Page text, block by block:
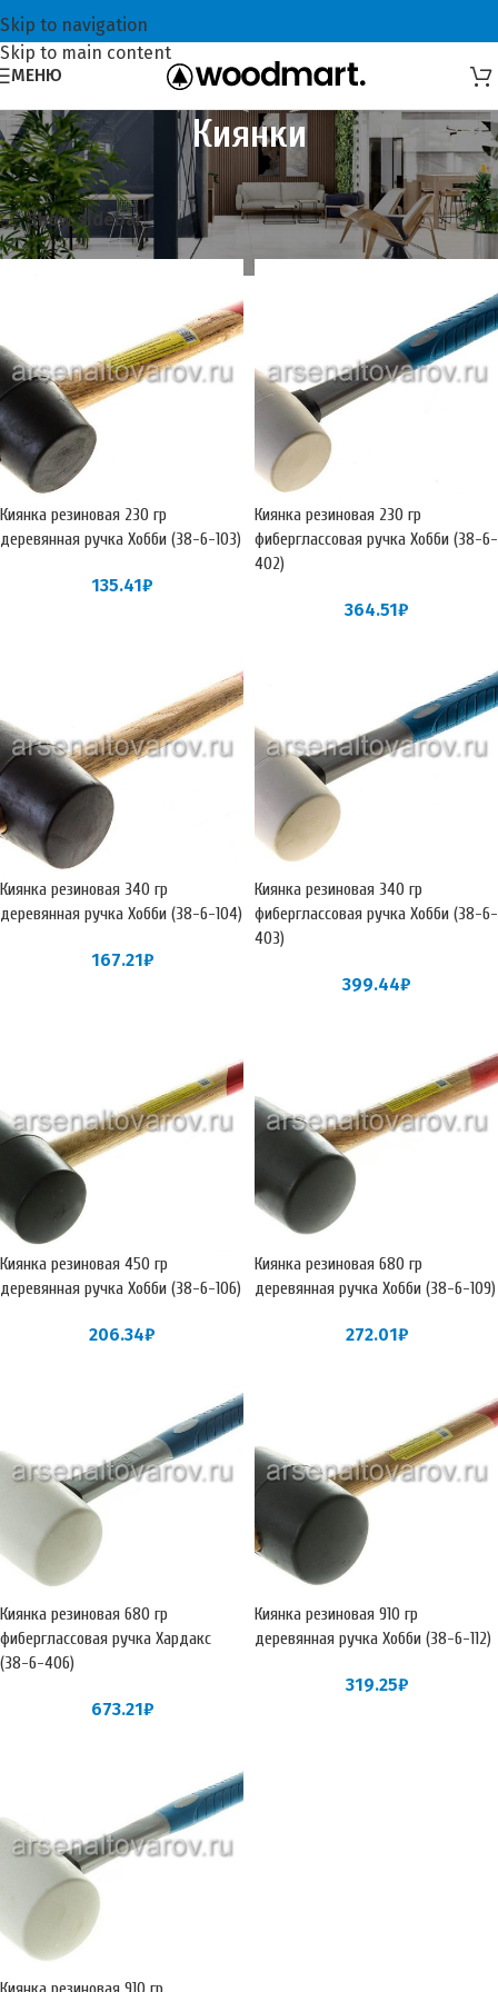
Skip to navigation
Skip to main content
МЕНЮ
Киянки
Главная Инструменты Киянки Showing all 9 results
Show sidebar
Киянка резиновая 230 гр
деревянная ручка Хобби (38-6-103)
135.41₽
Киянка резиновая 230 гр
фиберглассовая ручка Хобби (38-6-
402)
364.51₽
Киянка резиновая 340 гр
деревянная ручка Хобби (38-6-104)
167.21₽
Киянка резиновая 340 гр
фиберглассовая ручка Хобби (38-6-
403)
399.44₽
Киянка резиновая 450 гр
деревянная ручка Хобби (38-6-106)
206.34₽
Киянка резиновая 680 гр
деревянная ручка Хобби (38-6-109)
272.01₽
Киянка резиновая 680 гр
фиберглассовая ручка Хардакс
(38-6-406)
673.21₽
Киянка резиновая 910 гр
деревянная ручка Хобби (38-6-112)
319.25₽